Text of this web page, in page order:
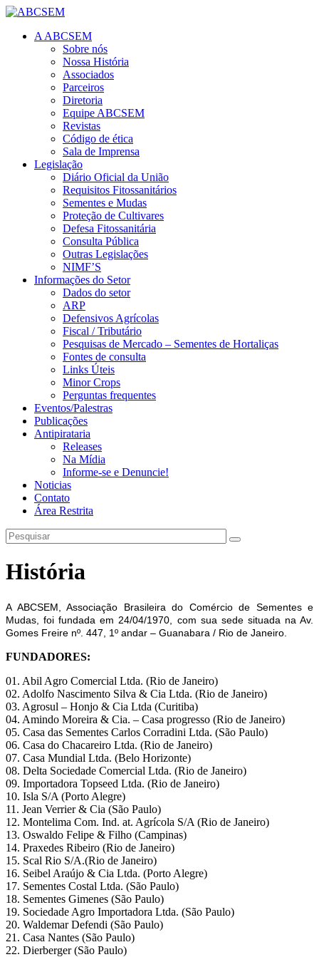
A ABCSEM
Sobre nós
Nossa História
Associados
Parceiros
Diretoria
Equipe ABCSEM
Revistas
Código de ética
Sala de Imprensa
Legislação
Diário Oficial da União
Requisitos Fitossanitários
Sementes e Mudas
Proteção de Cultivares
Defesa Fitossanitária
Consulta Pública
Outras Legislações
NIMF’S
Informações do Setor
Dados do setor
ARP
Defensivos Agrícolas
Fiscal / Tributário
Pesquisas de Mercado – Sementes de Hortaliças
Fontes de consulta
Links Úteis
Minor Crops
Perguntas frequentes
Eventos/Palestras
Publicações
Antipirataria
Releases
Na Mídia
Informe-se e Denuncie!
Noticias
Contato
Área Restrita
História
A ABCSEM, Associação Brasileira do Comércio de Sementes e
Mudas, foi fundada em 24/04/1970, com sua sede situada na Av.
Gomes Freire nº. 447, 1º andar – Guanabara / Rio de Janeiro.
FUNDADORES:
01. Abil Agro Comercial Ltda. (Rio de Janeiro)
02. Adolfo Nascimento Silva & Cia Ltda. (Rio de Janeiro)
03. Agrosul – Honjo & Cia Ltda (Curitiba)
04. Amindo Moreira & Cia. – Casa progresso (Rio de Janeiro)
05. Casa das Sementes Carlos Corradini Ltda. (São Paulo)
06. Casa do Chacareiro Ltda. (Rio de Janeiro)
07. Casa Mundial Ltda. (Belo Horizonte)
08. Delta Sociedade Comercial Ltda. (Rio de Janeiro)
09. Importadora Topseed Ltda. (Rio de Janeiro)
10. Isla S/A (Porto Alegre)
11. Jean Verrier & Cia (São Paulo)
12. Montelima Com. Ind. at. Agrícola S/A (Rio de Janeiro)
13. Oswaldo Felipe & Filho (Campinas)
14. Praxedes Ribeiro (Rio de Janeiro)
15. Scal Rio S/A.(Rio de Janeiro)
16. Seibel Araújo & Cia Ltda. (Porto Alegre)
17. Sementes Costal Ltda. (São Paulo)
18. Sementes Gimenes (São Paulo)
19. Sociedade Agro Importadora Ltda. (São Paulo)
20. Waldemar Defendi (São Paulo)
21. Casa Nantes (São Paulo)
22. Dierberger (São Paulo)